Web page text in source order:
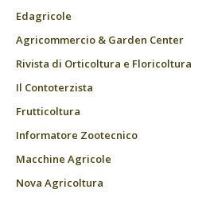
Edagricole
Agricommercio & Garden Center
Rivista di Orticoltura e Floricoltura
Il Contoterzista
Frutticoltura
Informatore Zootecnico
Macchine Agricole
Nova Agricoltura